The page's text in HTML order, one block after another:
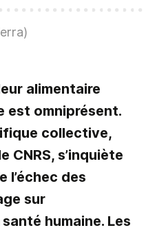
alimentaire
est omniprésent.
collective,
CNRS, s’inquiète
l’échec des
sur
humaine. Les